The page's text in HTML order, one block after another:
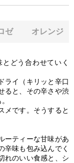
ゼ オレンジ
どう合わせていく
ライ（キリッと辛口
ると、その辛さや渋
メです。そうすると
ーティーな甘味があ
辛味も包み込んでく
れのいい食感と、シ